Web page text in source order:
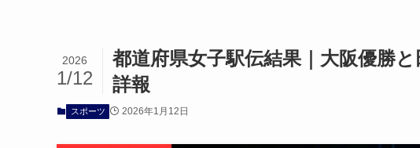
都道府県女子駅伝結果｜大阪優勝
詳報
2026
1/12
スポーツ 2026年1月12日